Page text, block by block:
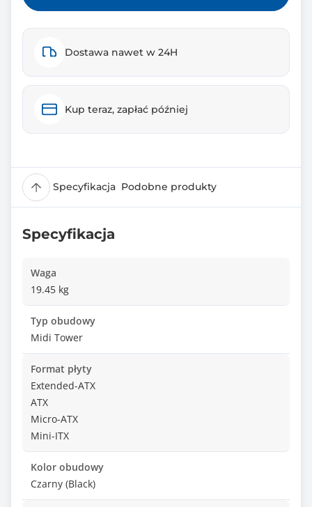
Dostawa nawet w 24H
Kup teraz, zapłać później
Specyfikacja Podobne produkty
Specyfikacja
Waga
19.45 kg
Typ obudowy
Midi Tower
Format płyty
Extended-ATX
ATX
Micro-ATX
Mini-ITX
Kolor obudowy
Czarny (Black)